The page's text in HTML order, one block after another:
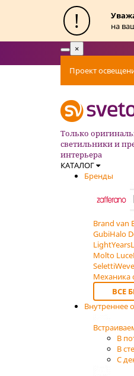
!
на
Toggle
×
Проект
Только
светильники и
интерьера
КАТАЛОГ
Бренды
Brand van
GubiHalo
LightYears
Molto Luce
Seletti
Механика
ВСЕ
Внутреннее
В
В
С